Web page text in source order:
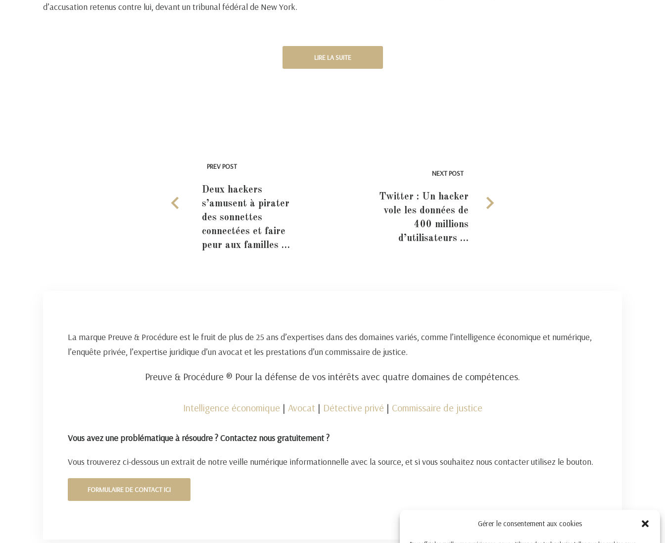
Gérer le consentement aux cookies
d’accusation retenus contre lui, devant un tribunal fédéral de New York.
LIRE LA SUITE
PREV POST
Deux hackers
s’amusent à pirater
des sonnettes
connectées et faire
peur aux familles …
NEXT POST
Twitter : Un hacker
vole les données de
400 millions
d’utilisateurs …
La marque Preuve & Procédure est le fruit de plus de 25 ans d’expertises dans des domaines variés, comme l’intelligence économique et numérique,
l’enquête privée, l’expertise juridique d’un avocat et les prestations d’un commissaire de justice.
Preuve & Procédure ® Pour la défense de vos intérêts avec quatre domaines de compétences.
Intelligence économique | Avocat | Détective privé | Commissaire de justice
Vous avez une problématique à résoudre ? Contactez nous gratuitement ?
Vous trouverez ci-dessous un extrait de notre veille numérique informationnelle avec la source, et si vous souhaitez nous contacter utilisez le bouton.
FORMULAIRE DE CONTACT ICI